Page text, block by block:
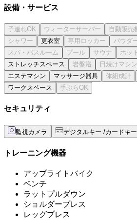
設備・サービス
更衣室
ストレッチスペース
エステマシン
マッサージ器具
ワークスペース
セキュリティ
監視カメラ デジタルキー /カードキー
トレーニング機器
アップライトバイク
ベンチ
ラットプルダウン
ショルダープレス
レッグプレス